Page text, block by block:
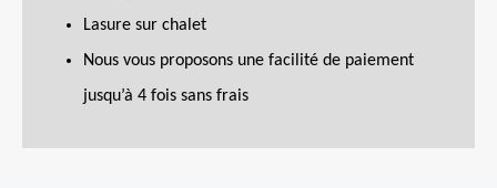
Lasure sur chalet
Nous vous proposons une facilité de paiement
jusqu’à 4 fois sans frais